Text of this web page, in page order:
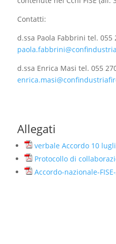
Contatti:
d.ssa Paola Fabbrini tel.
d.ssa Enrica Masi tel. 055
Allegati
verbale Accordo 10
Protocollo di
Accordo-nazionale-